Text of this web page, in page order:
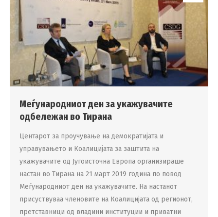
Меѓународниот ден за укажувачите
одбележан во Тирана
Центарот за проучување на демократијата и
управувањето и Коалицијата за заштита на
укажувачите од Југоисточна Европа организираше
настан во Тирана на 21 март 2019 година по повод
Меѓународниот ден на укажувачите. На настанот
присуствуваа членовите на Коалицијата од регионот,
претставници од владини институции и приватни